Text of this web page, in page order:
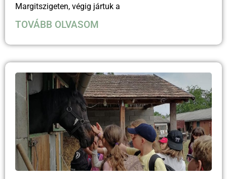
Margitszigeten, végig jártuk a
TOVÁBB OLVASOM